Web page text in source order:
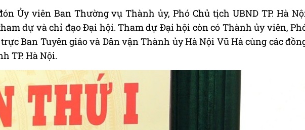
Ủy viên Ban Thường vụ Thành ủy, Phó Chủ tịch UBND TP. Hà
dự và chỉ đạo Đại hội. Tham dự Đại hội còn có Thành ủy viên,
Ban Tuyên giáo và Dân vận Thành ủy Hà Nội Vũ Hà cùng các
TP. Hà Nội.